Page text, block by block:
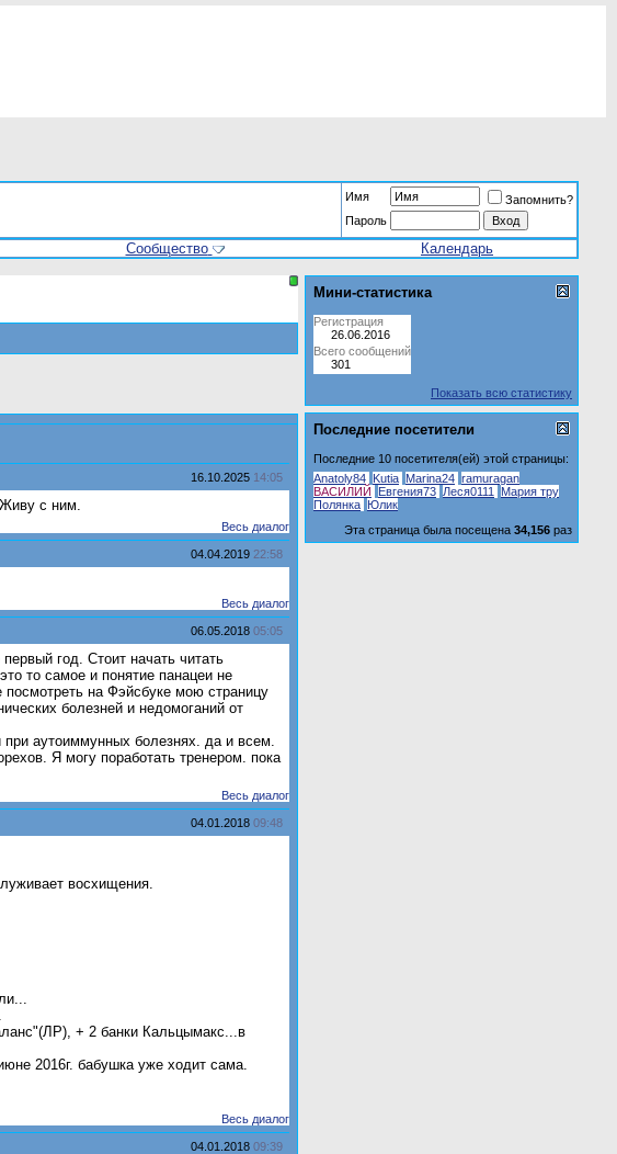
Имя
Запомнить?
Пароль
Сообщество Календарь
16.10.2025 14:05
с ним.
Весь диалог
04.04.2019 22:58
Весь диалог
06.05.2018 05:05
год. Стоит начать читать
то самое и понятие панацеи не
на Фэйсбуке мою страницу
болезней и недомоганий от
аутоиммунных болезнях. да и всем.
Я могу поработать тренером. пока
Весь диалог
04.01.2018 09:48
восхищения.
+ 2 банки Кальцымакс...в
2016г. бабушка уже ходит сама.
Весь диалог
04.01.2018 09:39
Мини-статистика
Регистрация
26.06.2016
Всего сообщений
301
Показать всю статистику
Последние посетители
Последние 10 посетителя(ей) этой страницы:
Anatoly84 Kutia Marina24 ramuragan
ВAСИЛИЙ
Евгения73 Леся0111
Мария тру
Полянка Юлик
Эта страница была посещена 34,156 раз